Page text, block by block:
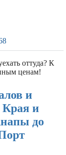
оттуда? К
ценам!
и
Края и
до